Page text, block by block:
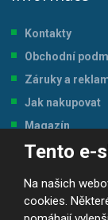
Tento e-
Na našich
cookies.
Kontakty
Obchodní
Záruky a
Jak nakupovat
Magazín
Tabulka